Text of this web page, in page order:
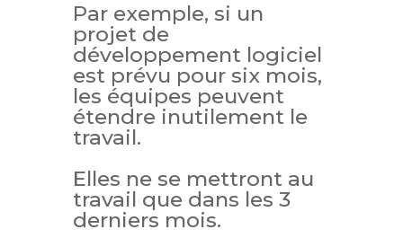
Par exemple, si un
projet de
développement logiciel
est prévu pour six mois,
les équipes peuvent
étendre inutilement le
travail.
Elles ne se mettront au
travail que dans les 3
derniers mois.